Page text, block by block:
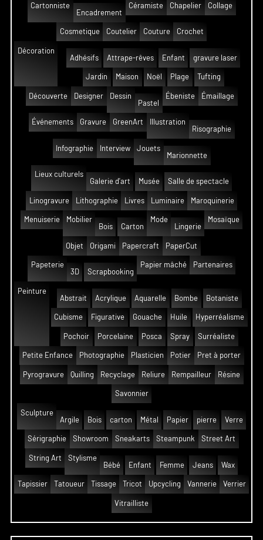
Cartonniste
Encadrement
Céramiste Chapelier Collage
Cosmetique Coutelier Couture Crochet
Décoration
Adhésifs
Attrape-rêves Enfant gravure laser
Jardin Maison Noël Plage Tufting
Découverte Designer
Dessin
Pastel
Ébeniste Émaillage
Événements Gravure GreenArt
Illustration
Risographie
Infographie Interview
Jouets
Marionnette
Lieux culturels
Galerie d'art
Musée Salle de spectacle
Linogravure Lithographie Livres Luminaire Maroquinerie
Menuiserie
Mobilier
Bois
Carton
Mode
Lingerie
Mosaïque
Objet Origami Papercraft PaperCut
Papeterie
3D
Scrapbooking
Papier mâché Partenaires
Peinture
Abstrait
Acrylique Aquarelle Bombe Botaniste
Cubisme Figurative Gouache Huile Hyperréalisme
Pochoir Porcelaine Posca Spray Surréaliste
Petite Enfance Photographie Plasticien Potier Pret à porter
Pyrogravure Quilling Recyclage Reliure Rempailleur Résine
Savonnier
Sculpture
Argile
Bois carton Métal Papier pierre Verre
Sérigraphie Showroom Sneakarts Steampunk Street Art
String Art
Stylisme
Bébé
Enfant Femme Jeans Wax
Tapissier Tatoueur Tissage Tricot Upcycling Vannerie Verrier
Vitrailliste